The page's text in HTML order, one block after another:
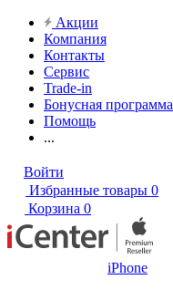
Акции
Компания
Контакты
Сервис
Trade-in
Бонусная программа
Помощь
...
Войти
Избранные товары 0
Корзина 0
iPhone